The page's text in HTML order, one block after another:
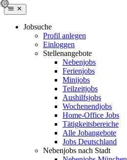
Jobsuche
Profil anlegen
Einloggen
Stellenangebote
Nebenjobs
Ferienjobs
Minijobs
Teilzeitjobs
Aushilfsjobs
Wochenendjobs
Home-Office Jobs
Tätigkeitsbereiche
Alle Jobangebote
Jobs Deutschland
Nebenjobs nach Stadt